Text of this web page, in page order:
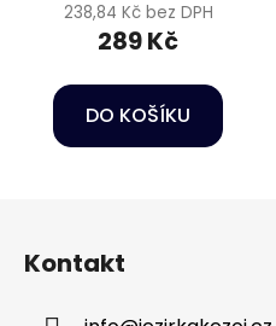
238,84 Kč bez DPH
289 Kč
DO KOŠÍKU
Kontakt